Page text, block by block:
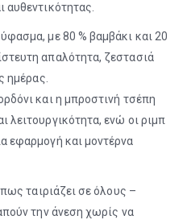
αυθεντικότητας.
με 80 % βαμβάκι και 20
απαλότητα, ζεστασιά
ημέρας.
και η μπροστινή τσέπη
λειτουργικότητα, ενώ οι ριμπ
εφαρμογή και μοντέρνα
ταιριάζει σε όλους –
την άνεση χωρίς να